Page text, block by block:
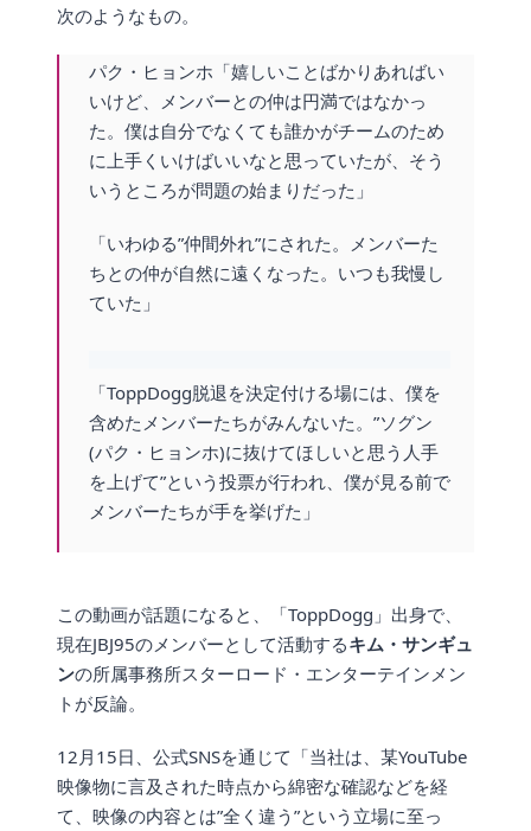
次のようなもの。
パク・ヒョンホ「嬉しいことばかりあればい
いけど、メンバーとの仲は円満ではなかっ
た。僕は自分でなくても誰かがチームのため
に上手くいけばいいなと思っていたが、そう
いうところが問題の始まりだった」
「いわゆる”仲間外れ”にされた。メンバーた
ちとの仲が自然に遠くなった。いつも我慢し
ていた」
「ToppDogg脱退を決定付ける場には、僕を
含めたメンバーたちがみんないた。”ソグン
(パク・ヒョンホ)に抜けてほしいと思う人手
を上げて”という投票が行われ、僕が見る前で
メンバーたちが手を挙げた」
この動画が話題になると、「ToppDogg」出身で、
現在JBJ95のメンバーとして活動するキム・サンギュ
ンの所属事務所スターロード・エンターテインメン
トが反論。
12月15日、公式SNSを通じて「当社は、某YouTube
映像物に言及された時点から綿密な確認などを経
て、映像の内容とは”全く違う”という立場に至っ